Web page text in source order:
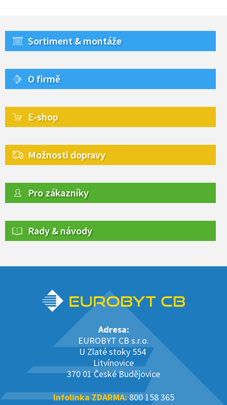
Sortiment & montáže
O firmě
E-shop
Možnosti dopravy
Pro zákazníky
Rady & návody
Adresa:
EUROBYT CB s.r.o.
U Zlaté stoky 554
Litvínovice
370 01 České Budějovice
Infolinka ZDARMA:800 158 365